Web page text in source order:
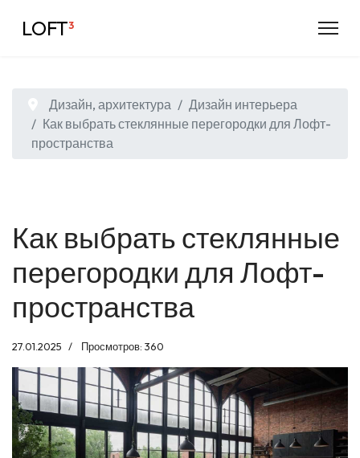
LOFT³
Дизайн, архитектура
Дизайн интерьера
Как выбрать стеклянные перегородки для Лофт-
пространства
Как выбрать стеклянные
перегородки для Лофт-
пространства
27.01.2025 Просмотров: 360